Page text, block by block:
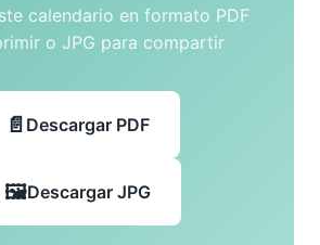
calendario en formato PDF
o JPG para compartir
Descargar PDF
Descargar JPG